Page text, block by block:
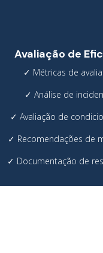
Avaliação de
✓ Métricas de
✓ Análise de
✓ Avaliação de
✓ Recomendações de
✓ Documentação de